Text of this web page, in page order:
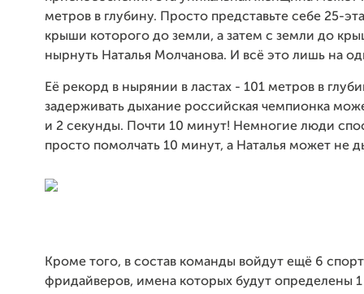
метров в глубину. Просто представьте себе 25-
крыши которого до земли, а затем с земли до
нырнуть Наталья Молчанова. И всё это лишь на
Её рекорд в нырянии в ластах - 101 метров в
задерживать дыхание российская чемпионка
и 2 секунды. Почти 10 минут! Немногие люди
просто помолчать 10 минут, а Наталья может не
Кроме того, в состав команды войдут ещё 6
фридайверов, имена которых будут определены 1